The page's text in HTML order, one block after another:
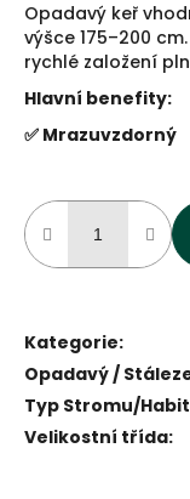
Opadavý keř
výšce 175–200
rychlé založení
Hlavní benefity:
✅ Mrazuvzdorný
Kategorie:
Opadavý /
Typ Stromu/
Velikostní třída: